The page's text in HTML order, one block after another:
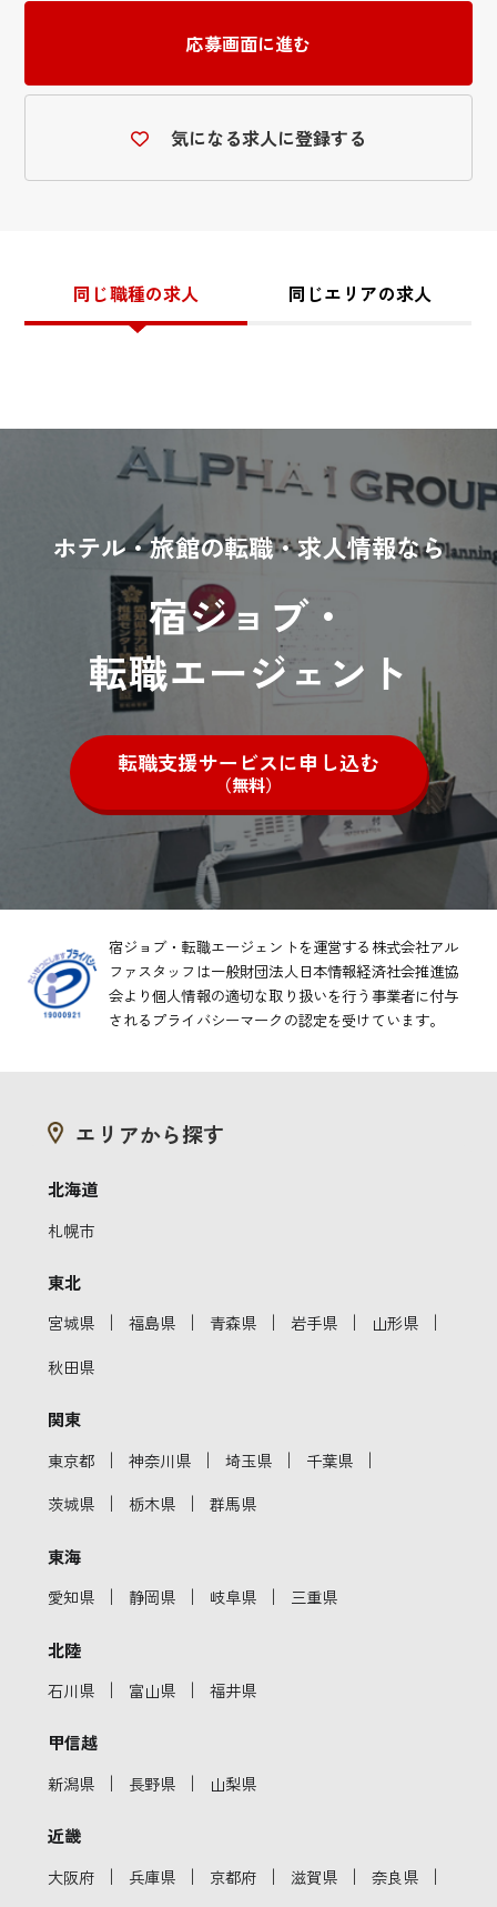
応募画面に進む
気になる求人に登録する
同じ職種の求人 同じエリアの求人
ホテル・旅館の転職・求人情報なら
宿ジョブ・
転職エージェント
転職支援サービスに申し込む
（無料）
宿ジョブ・転職エージェントを運営する株式会社アル
ファスタッフは一般財団法人日本情報経済社会推進協
会より個人情報の適切な取り扱いを行う事業者に付与
されるプライバシーマークの認定を受けています。
エリアから探す
北海道
札幌市
東北
宮城県 ｜ 福島県 ｜ 青森県 ｜ 岩手県 ｜ 山形県 ｜
秋田県
関東
東京都 ｜ 神奈川県 ｜ 埼玉県 ｜ 千葉県 ｜
茨城県 ｜ 栃木県 ｜ 群馬県
東海
愛知県 ｜ 静岡県 ｜ 岐阜県 ｜ 三重県
北陸
石川県 ｜ 富山県 ｜ 福井県
甲信越
新潟県 ｜ 長野県 ｜ 山梨県
近畿
大阪府 ｜ 兵庫県 ｜ 京都府 ｜ 滋賀県 ｜ 奈良県 ｜